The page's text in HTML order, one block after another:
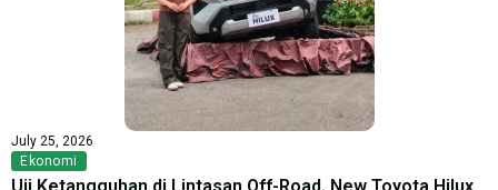
July 25, 2026
Ekonomi